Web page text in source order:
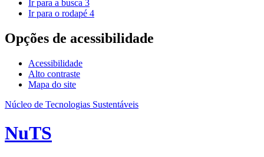
Ir para a busca 3
Ir para o rodapé 4
Opções de acessibilidade
Acessibilidade
Alto contraste
Mapa do site
Núcleo de Tecnologias Sustentáveis
NuTS